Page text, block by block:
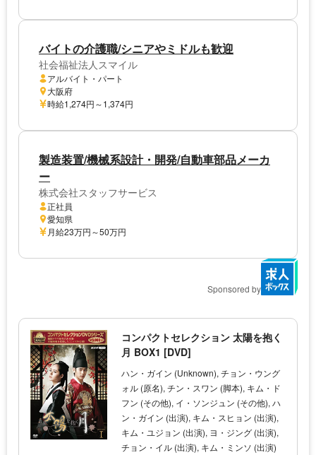
バイトの介護職/シニアやミドルも歓迎
社会福祉法人スマイル
アルバイト・パート
大阪府
時給1,274円～1,374円
製造装置/機械系設計・開発/自動車部品メーカ
ー
株式会社スタッフサービス
正社員
愛知県
月給23万円～50万円
Sponsored by
コンパクトセレクション 太陽を抱く
月 BOX1 [DVD]
ハン・ガイン (Unknown), チョン・ウング
ォル (原名), チン・スワン (脚本), キム・ド
フン (その他), イ・ソンジュン (その他), ハ
ン・ガイン (出演), キム・スヒョン (出演),
キム・ユジョン (出演), ヨ・ジング (出演),
チョン・イル (出演), キム・ミンソ (出演)